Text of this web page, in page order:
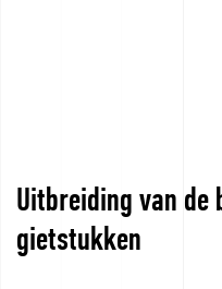
Uitbreiding van de
gietstukken